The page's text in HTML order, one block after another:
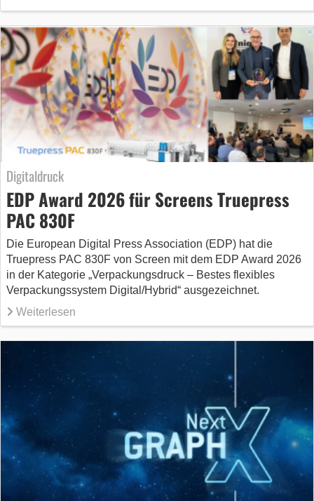
Digitaldruck
EDP Award 2026 für Screens Truepress
PAC 830F
Die European Digital Press Association (EDP) hat die
Truepress PAC 830F von Screen mit dem EDP Award 2026
in der Kategorie „Verpackungsdruck – Bestes flexibles
Verpackungssystem Digital/Hybrid“ ausgezeichnet.
Weiterlesen